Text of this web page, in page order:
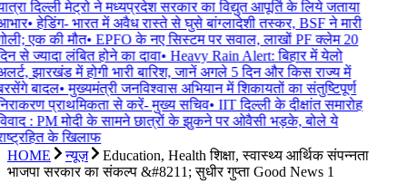
दिल्ली मेट्रो ने मध्यप्रदेश सरकार का विद्युत आपूर्ति के लिये जताया
• हेडिंग- भारत में अवैध रास्ते से घुसे बांग्लादेशी तस्कर, BSF ने मारी
एक की मौत• EPFO के नए सिस्टम पर सवाल, लाखों PF क्लेम 20
से ज्यादा लंबित होने का दावा• Heavy Rain Alert: बिहार में येलो
झारखंड में होगी भारी बारिश, जानें अगले 5 दिन और किस राज्य में
बादल• मुख्यमंत्री जनविश्वास अभियान में शिकायतों का संतुष्टिपूर्ण
प्राथमिकता से करें- मुख्य सचिव• IIT दिल्ली के दीक्षांत समारोह
: PM मोदी के सामने छात्रों के झुकने पर ओवैसी भड़के, बोले ये
के खिलाफ
HOME
न्यूज़
Education, Health शिक्षा, स्वास्थ्य आर्थिक संपन्नता
भाजपा सरकार का संकल्प &#8211; सुधीर गुप्ता Good News 1